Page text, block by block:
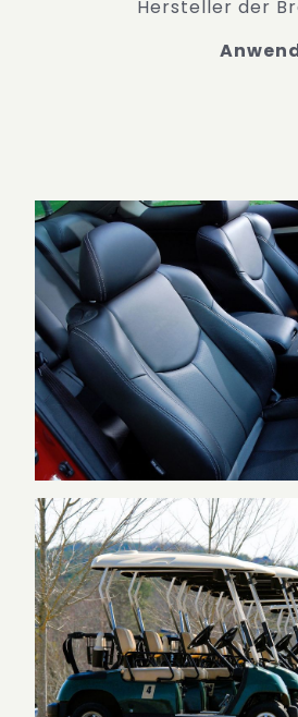
Hersteller der